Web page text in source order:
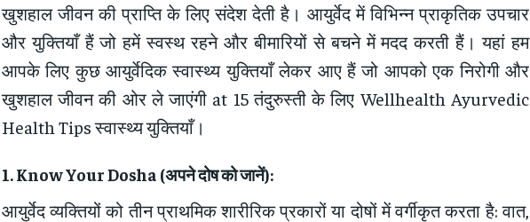
खुशहाल जीवन की प्राप्ति के लिए संदेश देती है। आयुर्वेद में विभिन्न प्राकृतिक उपचार
और युक्तियाँ हैं जो हमें स्वस्थ रहने और बीमारियों से बचने में मदद करती हैं। यहां हम
आपके लिए कुछ आयुर्वेदिक स्वास्थ्य युक्तियाँ लेकर आए हैं जो आपको एक निरोगी और
खुशहाल जीवन की ओर ले जाएंगी at 15 तंदुरुस्ती के लिए Wellhealth Ayurvedic
Health Tips स्वास्थ्य युक्तियाँ।
1. Know Your Dosha (अपने दोष को जानें):
आयुर्वेद व्यक्तियों को तीन प्राथमिक शारीरिक प्रकारों या दोषों में वर्गीकृत करता है: वात,